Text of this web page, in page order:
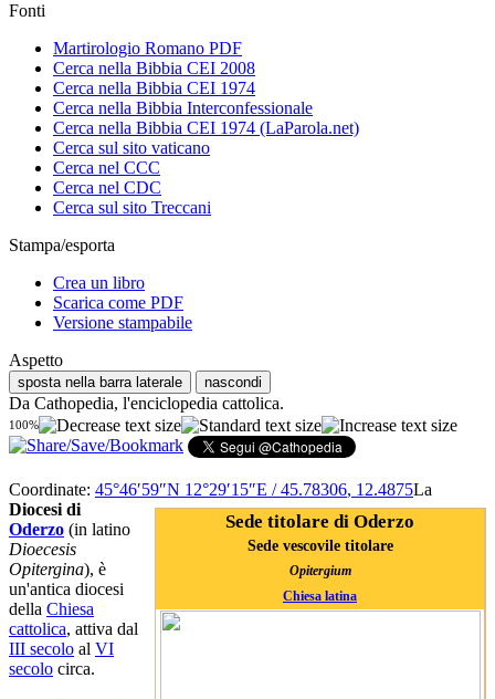
Fonti
Martirologio Romano PDF
Cerca nella Bibbia CEI 2008
Cerca nella Bibbia CEI 1974
Cerca nella Bibbia Interconfessionale
Cerca nella Bibbia CEI 1974 (LaParola.net)
Cerca sul sito vaticano
Cerca nel CCC
Cerca nel CDC
Cerca sul sito Treccani
Stampa/esporta
Crea un libro
Scarica come PDF
Versione stampabile
Aspetto
sposta nella barra laterale nascondi
Da Cathopedia, l'enciclopedia cattolica.
100%
Coordinate: 45°46′59″N 12°29′15″E /45.78306, 12.4875
Sede titolare di Oderzo
Sede vescovile titolare
Opitergium
Chiesa latina
La
Diocesi di
Oderzo (in latino
Dioecesis
Opitergina), è
un'antica diocesi
della Chiesa
cattolica, attiva dal
III secolo al VI
secolo circa.